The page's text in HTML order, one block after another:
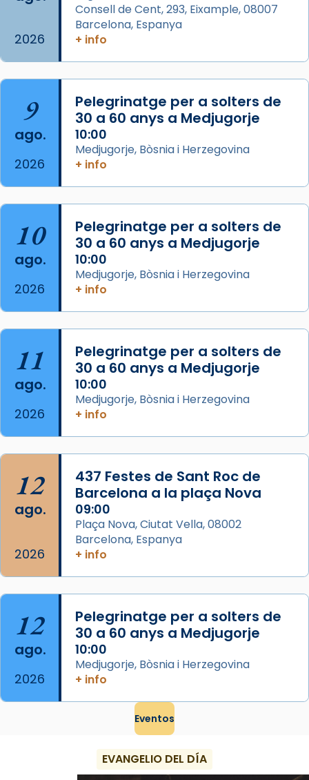
missa d’acció de gràcies en agraïment al
comitè organitzador de la visita apostòlica
L’arquebisbe de Barcelona, el cardenal Joan
Josep Omella, ha presidit la missa i l’ha
concelebrat el bisbe auxiliar de Barcelona,
Mons. David Abadías.
📸 Dr. G. Simón
Foto
Arquebisbat de Barcelona
2 weeks ago
Memòria de les santes Juliana i
Acompanyant la història de sant Cugat, a
partir de l’Edat Mitjana sorgeix la tradició
que les santes Juliana (“relatiu a Júlia”) i
Semproniana (“relatiu a Semprònia =
eterna”) són deixebles seves. I l’any 1667, el
frare Joan Gaspar Roig, afirma en una obra
que les santes són filles de l’antiga Iluro.
Mataró en reivindicarà les relíq
Foto
View on Facebook · Share
2026
Consell de Cent, 293, Eixample, 08007
Barcelona, Espanya
+ info
9
ago.
2026
Pelegrinatge per a solters de
30 a 60 anys a Medjugorje
10:00
Medjugorje, Bòsnia i Herzegovina
+ info
10
ago.
2026
Pelegrinatge per a solters de
30 a 60 anys a Medjugorje
10:00
Medjugorje, Bòsnia i Herzegovina
+ info
11
ago.
2026
Pelegrinatge per a solters de
30 a 60 anys a Medjugorje
10:00
Medjugorje, Bòsnia i Herzegovina
+ info
12
ago.
2026
437 Festes de Sant Roc de
Barcelona a la plaça Nova
09:00
Plaça Nova, Ciutat Vella, 08002
Barcelona, Espanya
+ info
12
ago.
2026
Pelegrinatge per a solters de
30 a 60 anys a Medjugorje
10:00
Medjugorje, Bòsnia i Herzegovina
+ info
Eventos
EVANGELIO DEL DÍA